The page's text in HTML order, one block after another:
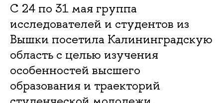
С 24 по 31 мая группа
исследователей и студентов из
Вышки посетила Калининградскую
область с целью изучения
особенностей высшего
образования и траекторий